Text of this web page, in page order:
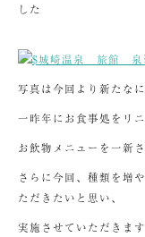
した
写真は今回より新たな
一昨年にお食事処をリ
お飲物メニューを一新
さらに今回、種類を増
ただきたいと思い、
実施させていただきます